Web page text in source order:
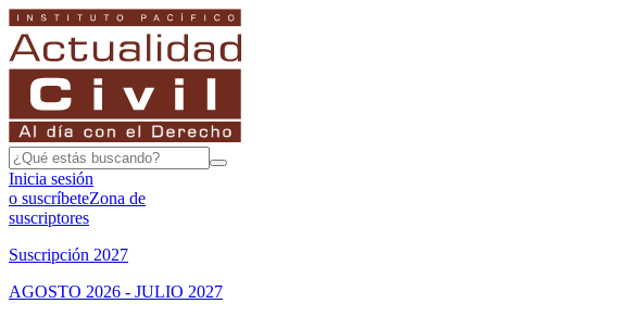
Inicia sesión
o suscríbeteZona de
suscriptores
Suscripción 2027
AGOSTO 2026 - JULIO 2027